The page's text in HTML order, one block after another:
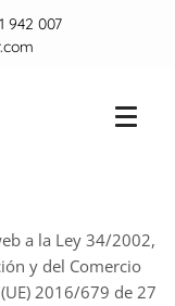
942 007
a la Ley 34/2002,
y del Comercio
(UE) 2016/679 de 27